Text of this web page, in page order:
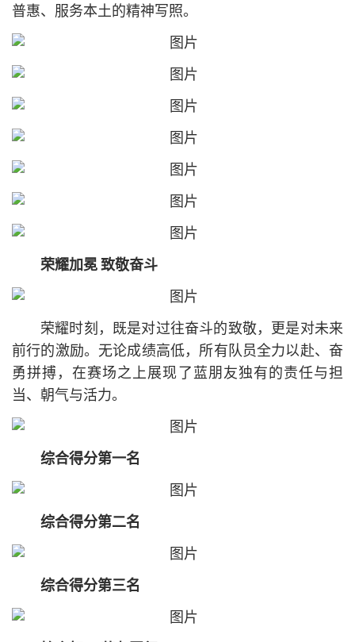
普惠、服务本土的精神写照。
荣耀加冕 致敬奋斗
荣耀时刻，既是对过往奋斗的致敬，更是对未来
前行的激励。无论成绩高低，所有队员全力以赴、奋
勇拼搏，在赛场之上展现了蓝朋友独有的责任与担
当、朝气与活力。
综合得分第一名
综合得分第二名
综合得分第三名